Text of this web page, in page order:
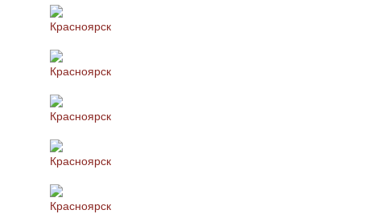
Красноярск
Красноярск
Красноярск
Красноярск
Красноярск